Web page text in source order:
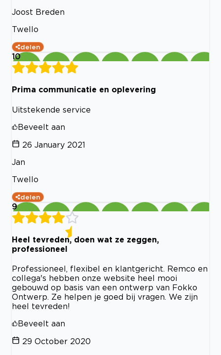
Joost Breden
Twello
delen
10
Prima communicatie en oplevering
Uitstekende service
Beveelt aan
26 January 2021
Jan
Twello
delen
9
Heel tevreden, doen wat ze zeggen,
professioneel
Professioneel, flexibel en klantgericht. Remco en
collega's hebben onze website heel mooi
gebouwd op basis van een ontwerp van Fokko
Ontwerp. Ze helpen je goed bij vragen. We zijn
heel tevreden!
Beveelt aan
29 October 2020